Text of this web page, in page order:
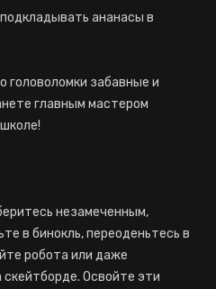
ананасы в
головоломки забавные и
главным мастером
незамеченным,
в бинокль, переоденьтесь в
робота или даже
Освойте эти